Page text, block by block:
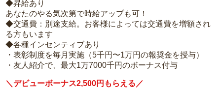
◆昇給あり
あなたのやる気次第で時給アップも可！
◆交通費：別途支給。お客様によっては交通費を増額され
る方もいます
◆各種インセンティブあり
・表彰制度を毎月実施（5千円〜1万円の報奨金を授与）
・友人紹介で、最大1万7000千円のボーナス付与
＼デビューボーナス2,500円もらえる／